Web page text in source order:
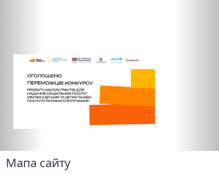
Мапа сайту